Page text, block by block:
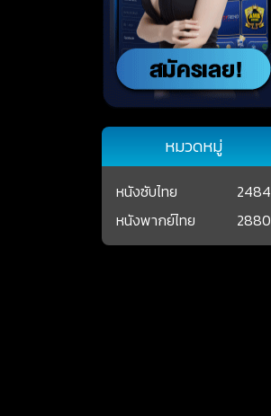
หมวดหมู่
หนังซับไทย
2484
หนังพากย์ไทย
2880